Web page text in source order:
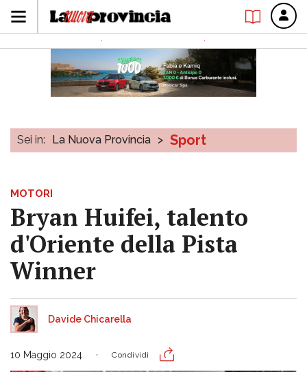
Sei in: La Nuova Provincia > Sport
MOTORI
Bryan Huifei, talento
d'Oriente della Pista
Winner
Davide Chicarella
10 Maggio 2024 Condividi